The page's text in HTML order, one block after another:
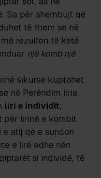
Sa për shembujt që
të them se në
rezulton të ketë
një komb një
sikurse kuptohet
në Perëndim liria
liri e individit;
për lirinë e kombit
e atij që e sundon
e lirë edhe nën
si individë, të